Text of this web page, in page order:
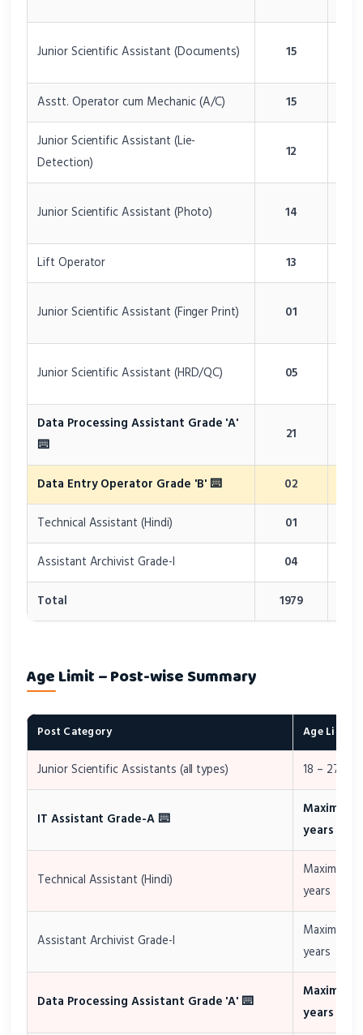
Junior Scientific Assistant (Documents) 15
Asstt. Operator cum Mechanic (A/C)
15
Junior Scientific Assistant (Lie-
Detection)
12
Junior Scientific Assistant (Photo) 14
Lift Operator
13
Junior Scientific Assistant (Finger Print) 01
Junior Scientific Assistant (HRD/QC) 05
Data Processing Assistant Grade 'A'
⌨️
21
Data Entry Operator Grade 'B' ⌨️ 02
Technical Assistant (Hindi)
01
Assistant Archivist Grade-I
04
Total
1979
Age Limit – Post-wise Summary
Post Category Age Limit
Junior Scientific Assistants (all types) 18 – 27
IT Assistant Grade-A ⌨️
Maximum
years
Technical Assistant (Hindi)
Maximum
years
Assistant Archivist Grade-I
Maximum
years
Data Processing Assistant Grade 'A' ⌨️
Maximum
years